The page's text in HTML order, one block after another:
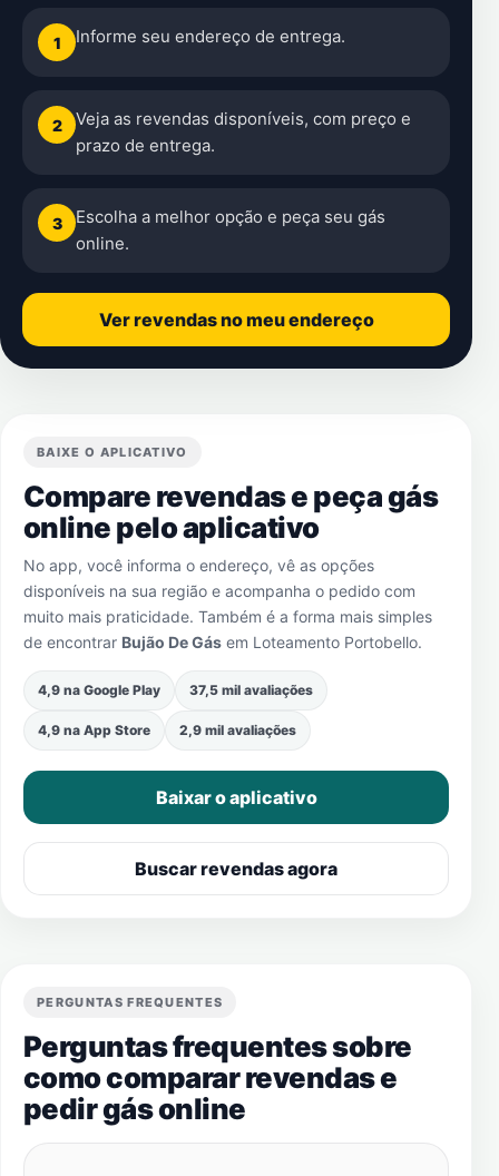
1 Informe seu endereço de entrega.
2
Veja as revendas disponíveis, com preço e
prazo de entrega.
3
Escolha a melhor opção e peça seu gás
online.
Ver revendas no meu endereço
BAIXE O APLICATIVO
Compare revendas e peça gás
online pelo aplicativo
No app, você informa o endereço, vê as opções
disponíveis na sua região e acompanha o pedido com
muito mais praticidade. Também é a forma mais simples
de encontrar Bujão De Gás em Loteamento Portobello.
4,9 na Google Play 37,5 mil avaliações
4,9 na App Store 2,9 mil avaliações
Baixar o aplicativo
Buscar revendas agora
PERGUNTAS FREQUENTES
Perguntas frequentes sobre
como comparar revendas e
pedir gás online